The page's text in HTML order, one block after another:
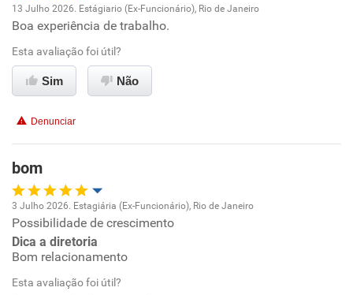
Oportunidade de promoção
Ambiente de trabalho
Benefícios
Recomenda esta empresa
13 Julho 2026. Estágiario (Ex-Funcionário), Rio de Janeiro
Boa experiência de trabalho.
Esta avaliação foi útil?
Sim Não
Denunciar
bom
Oportunidade de promoção
Ambiente de trabalho
3 Julho 2026. Estagiária (Ex-Funcionário), Rio de Janeiro
Possibilidade de crescimento
Dica a diretoria
Bom relacionamento
Esta avaliação foi útil?